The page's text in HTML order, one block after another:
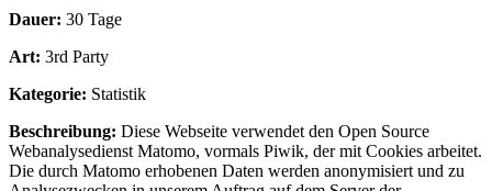
Dauer: 30 Tage
Art: 3rd Party
Kategorie: Statistik
Beschreibung: Diese Webseite verwendet den Open Source
Webanalysedienst Matomo, vormals Piwik, der mit Cookies arbeitet.
Die durch Matomo erhobenen Daten werden anonymisiert und zu